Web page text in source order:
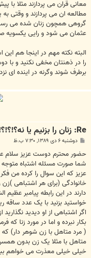
معانی قران می پردازند مثلا با
مطالعه ان می پردازند و وقتی
گروهی همچون زنان شده می
عثمان می شود و رایی یکسویه
البته نکته مهم در اینجا هم
را در ذهنتان مخفی نکنید و با
برطرف شوند وگرنه در اینده ای
Re: زنان را بزنيم يا نه؟!؟!؟!
ت
دوشنبه ۶ دی ۱۳۸۹, ۷:۳۰ ب.ظ
حضور محترم دوست عزیز سلام
شما صورت مسئله اشتباه
عزیز که این سوال را کرده من
خانوادگی (برای هر اشتباهی
دارند در این رابطه پیامبر عظیم
خواستید بزنید با یک عدد ساقه
اگر اشتباهی از او دیدید
بکار نبرده و اما در مورد زنا که
( مرد متاهل با زن شوهر دار)
متاهل با مثلا یک زن بدون
خیلی خیلی معذرت می خواهم